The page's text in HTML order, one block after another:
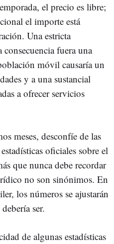
el precio es libre;
el importe está
Una estricta
fuera una
móvil causaría un
y a una sustancial
a ofrecer servicios
meses, desconfíe de las
oficiales sobre el
que nunca debe recordar
no son sinónimos. En
los números se ajustarán
ser.
de algunas estadísticas